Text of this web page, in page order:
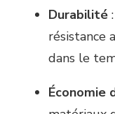
Durabilité
résistance
dans le
Économie